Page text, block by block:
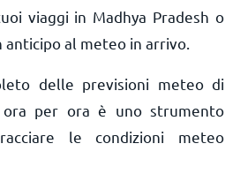
viaggi in Madhya Pradesh o
al meteo in arrivo.
delle previsioni meteo di
ora per ora è uno strumento
le condizioni meteo